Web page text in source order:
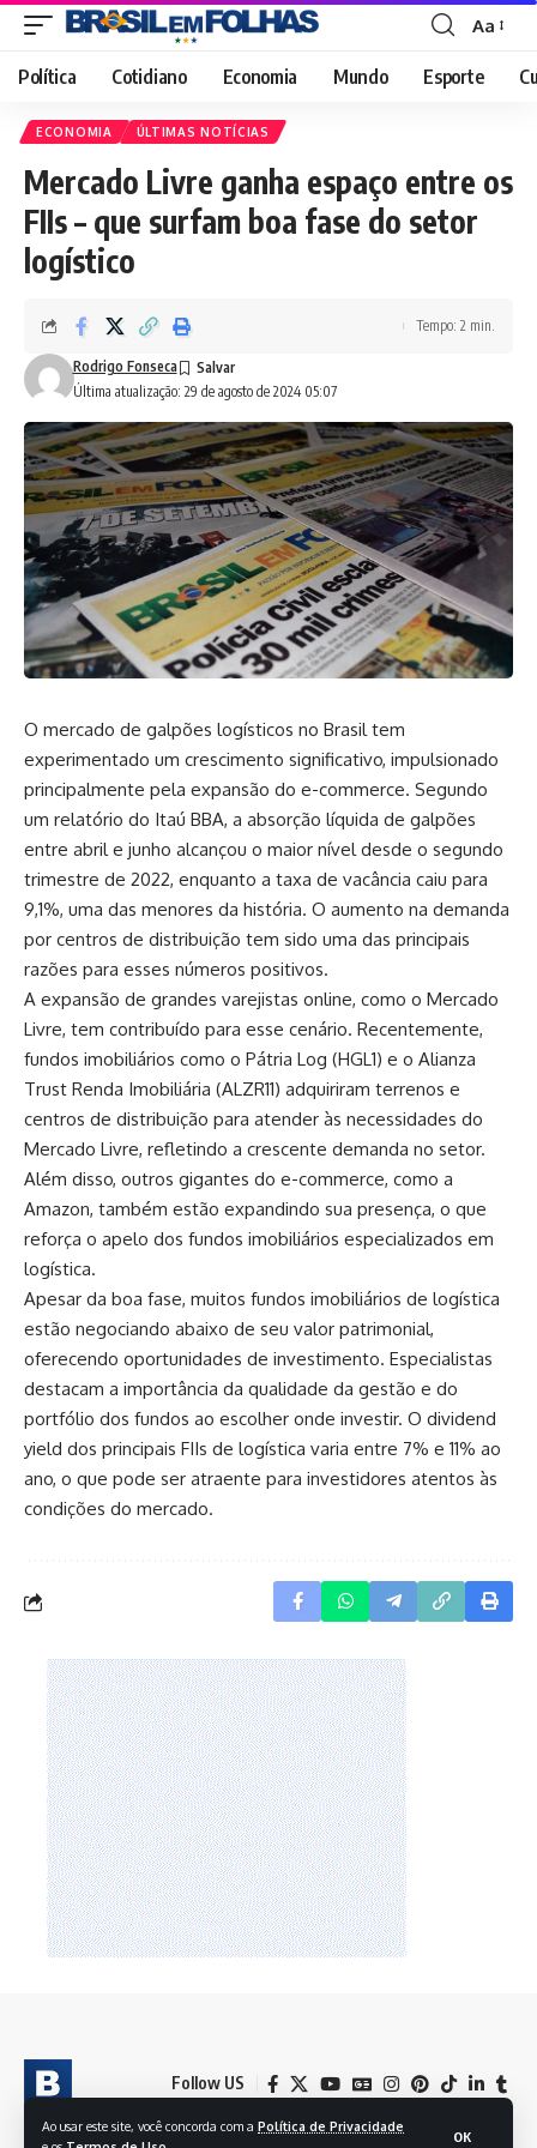
Ao usar este site, você concorda com a Política de Privacidade
OK
Font
Resizer
Aa
Política Cotidiano Economia Mundo Esporte
ECONOMIA ÚLTIMAS NOTÍCIAS
Mercado Livre ganha espaço entre os
FIIs – que surfam boa fase do setor
logístico
Última atualização: 29 de agosto de 2024 05:07
Rodrigo Fonseca
Tempo: 2 min.
O mercado de galpões logísticos no Brasil tem
experimentado um crescimento significativo, impulsionado
principalmente pela expansão do e-commerce. Segundo
um relatório do Itaú BBA, a absorção líquida de galpões
entre abril e junho alcançou o maior nível desde o segundo
trimestre de 2022, enquanto a taxa de vacância caiu para
9,1%, uma das menores da história. O aumento na demanda
por centros de distribuição tem sido uma das principais
razões para esses números positivos.
A expansão de grandes varejistas online, como o Mercado
Livre, tem contribuído para esse cenário. Recentemente,
fundos imobiliários como o Pátria Log (HGL1) e o Alianza
Trust Renda Imobiliária (ALZR11) adquiriram terrenos e
centros de distribuição para atender às necessidades do
Mercado Livre, refletindo a crescente demanda no setor.
Além disso, outros gigantes do e-commerce, como a
Amazon, também estão expandindo sua presença, o que
reforça o apelo dos fundos imobiliários especializados em
logística.
Apesar da boa fase, muitos fundos imobiliários de logística
estão negociando abaixo de seu valor patrimonial,
oferecendo oportunidades de investimento. Especialistas
destacam a importância da qualidade da gestão e do
portfólio dos fundos ao escolher onde investir. O dividend
yield dos principais FIIs de logística varia entre 7% e 11% ao
ano, o que pode ser atraente para investidores atentos às
condições do mercado.
Follow US